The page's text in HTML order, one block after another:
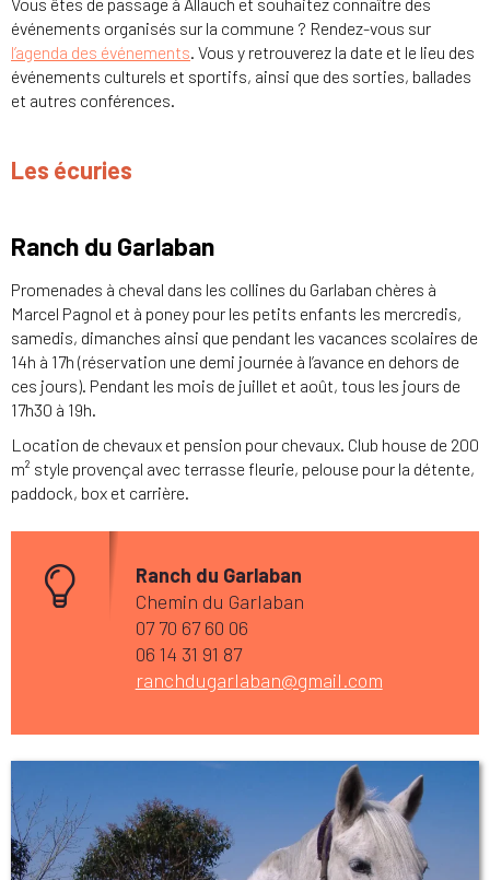
événements organisés sur la commune ? Rendez-vous sur
l’agenda des événements. Vous y retrouverez la date et le lieu des
événements culturels et sportifs, ainsi que des sorties, ballades
et autres conférences.
Les écuries
Ranch du Garlaban
Promenades à cheval dans les collines du Garlaban chères à
Marcel Pagnol et à poney pour les petits enfants les mercredis,
samedis, dimanches ainsi que pendant les vacances scolaires de
14h à 17h (réservation une demi journée à l’avance en dehors de
ces jours). Pendant les mois de juillet et août, tous les jours de
17h30 à 19h.
Location de chevaux et pension pour chevaux. Club house de 200
m² style provençal avec terrasse fleurie, pelouse pour la détente,
paddock, box et carrière.
Ranch du Garlaban
Chemin du Garlaban
07 70 67 60 06
06 14 31 91 87
ranchdugarlaban@gmail.com